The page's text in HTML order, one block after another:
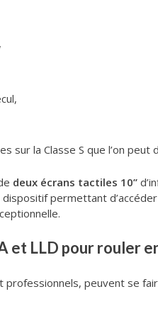
sur la Classe S que l’on peut
deux écrans tactiles 10’’
permettant
et LLD pour rouler
peuvent se